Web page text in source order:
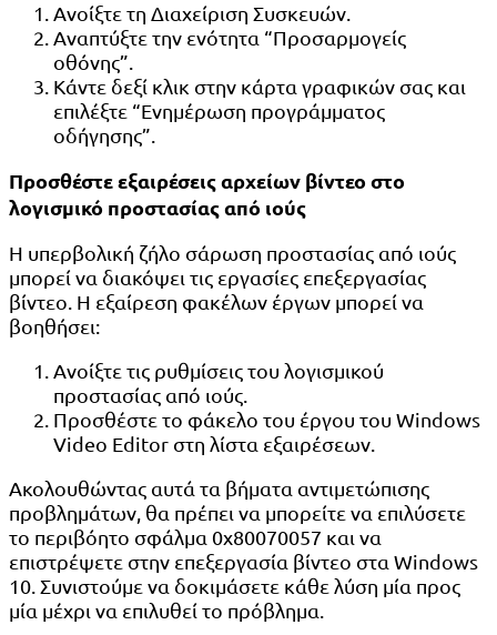
Ανοίξτε τη Διαχείριση Συσκευών.
Αναπτύξτε την ενότητα “Προσαρμογείς
οθόνης”.
Κάντε δεξί κλικ στην κάρτα γραφικών σας και
επιλέξτε “Ενημέρωση προγράμματος
οδήγησης”.
Προσθέστε εξαιρέσεις αρχείων βίντεο στο
λογισμικό προστασίας από ιούς
Η υπερβολική ζήλο σάρωση προστασίας από ιούς
μπορεί να διακόψει τις εργασίες επεξεργασίας
βίντεο. Η εξαίρεση φακέλων έργων μπορεί να
βοηθήσει:
Ανοίξτε τις ρυθμίσεις του λογισμικού
προστασίας από ιούς.
Προσθέστε το φάκελο του έργου του Windows
Video Editor στη λίστα εξαιρέσεων.
Ακολουθώντας αυτά τα βήματα αντιμετώπισης
προβλημάτων, θα πρέπει να μπορείτε να επιλύσετε
το περιβόητο σφάλμα 0x80070057 και να
επιστρέψετε στην επεξεργασία βίντεο στα Windows
10. Συνιστούμε να δοκιμάσετε κάθε λύση μία προς
μία μέχρι να επιλυθεί το πρόβλημα.